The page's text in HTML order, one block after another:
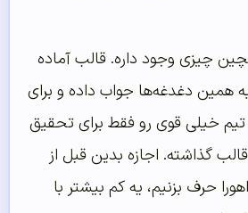
چیزی وجود داره. قالب آماده
همین دغدغه‌ها جواب داده و برای
خیلی قوی رو فقط برای تحقیق
گذاشته. اجازه بدین قبل از
حرف بزنیم، یه کم بیشتر با